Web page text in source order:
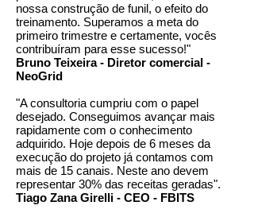
nossa construção de funil, o efeito do
treinamento. Superamos a meta do
primeiro trimestre e certamente, vocês
contribuíram para esse sucesso!"
Bruno Teixeira - Diretor comercial -
NeoGrid
"A consultoria cumpriu com o papel
desejado. Conseguimos avançar mais
rapidamente com o conhecimento
adquirido. Hoje depois de 6 meses da
execução do projeto já contamos com
mais de 15 canais. Neste ano devem
representar 30% das receitas geradas".
Tiago Zana Girelli - CEO - FBITS